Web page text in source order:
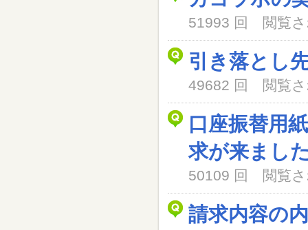
51993 回 閲覧
引き落とし
49682 回 閲覧
口座振替用
求が来まし
50109 回 閲覧
請求内容の